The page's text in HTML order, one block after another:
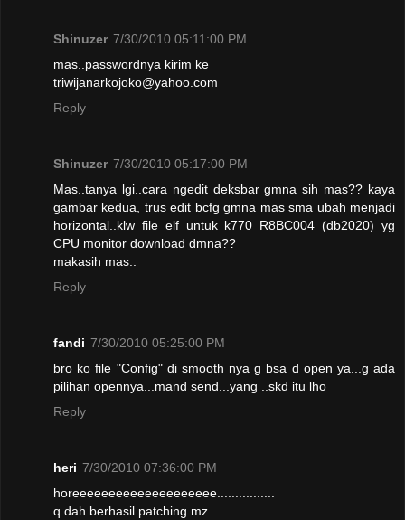
Shinuzer 7/30/2010 05:11:00 PM
mas..passwordnya kirim ke
triwijanarkojoko@yahoo.com
Reply
Shinuzer 7/30/2010 05:17:00 PM
Mas..tanya lgi..cara ngedit deksbar gmna sih mas?? kaya
gambar kedua, trus edit bcfg gmna mas sma ubah menjadi
horizontal..klw file elf untuk k770 R8BC004 (db2020) yg
CPU monitor download dmna??
makasih mas..
Reply
fandi 7/30/2010 05:25:00 PM
bro ko file "Config" di smooth nya g bsa d open ya...g ada
pilihan opennya...mand send...yang ..skd itu lho
Reply
heri 7/30/2010 07:36:00 PM
horeeeeeeeeeeeeeeeeeeee................
q dah berhasil patching mz.....